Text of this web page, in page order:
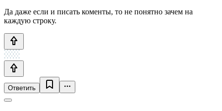
Да даже если и писать коменты, то не понятно зачем на
каждую строку.
Ответить